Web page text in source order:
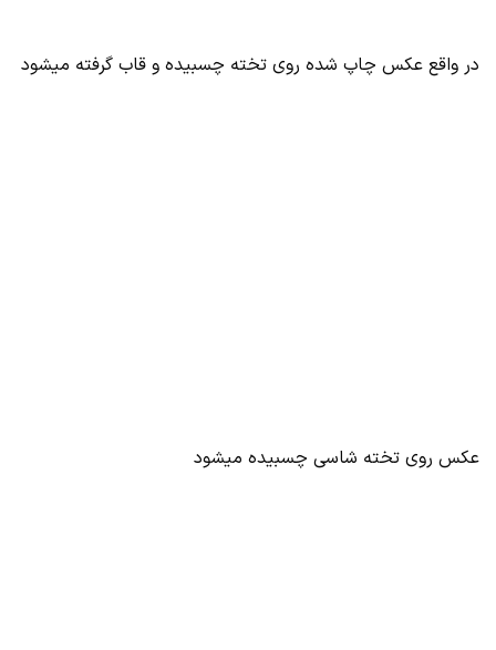
در واقع عکس چاپ شده روی تخته چسبیده و قاب گرفته میشود
عکس روی تخته شاسی چسبیده میشود